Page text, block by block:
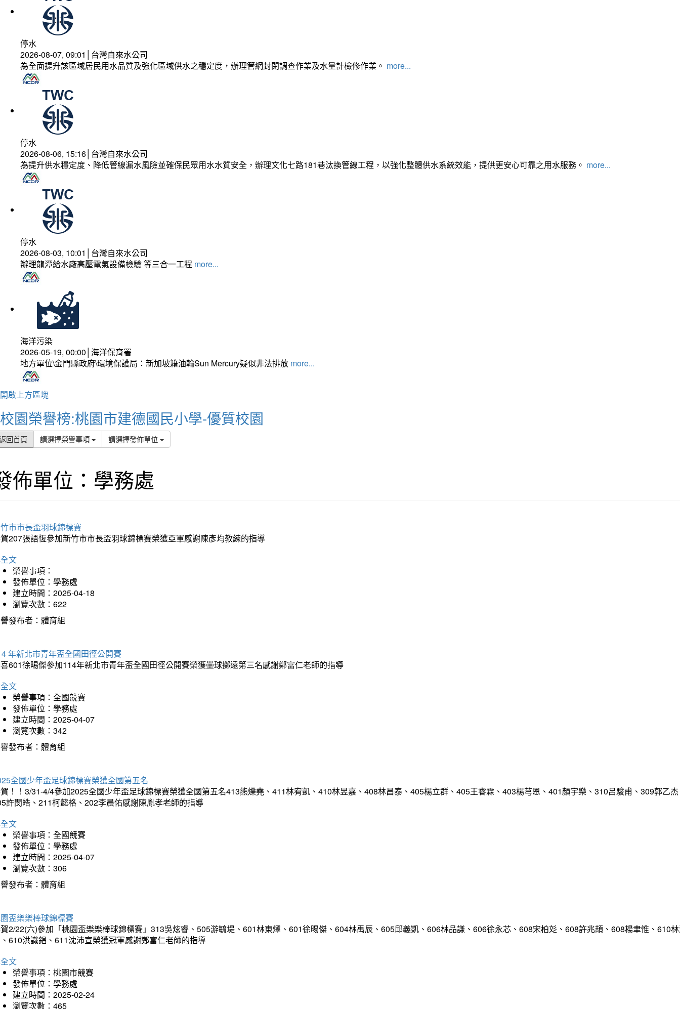
停水
2026-08-07, 09:01│台灣自來水公司
為全面提升該區域居民用水品質及強化區域供水之穩定度，辦理管網封閉調查作業及水量計檢修作業。 more...
停水
2026-08-06, 15:16│台灣自來水公司
為提升供水穩定度、降低管線漏水風險並確保民眾用水水質安全，辦理文化七路181巷汰換管線工程，以強化整體供水系統效能，提供更安心可靠之用水服務。 more...
停水
2026-08-03, 10:01│台灣自來水公司
辦理龍潭給水廠高壓電氣設備檢驗 等三合一工程 more...
海洋污染
2026-05-19, 00:00│海洋保育署
地方單位\金門縣政府\環境保護局：新加坡籍油輪Sun Mercury疑似非法排放 more...
開啟上方區塊
校園榮譽榜:桃園市建德國民小學-優質校園
回首頁 請選擇榮譽事項 請選擇發佈單位
佈單位：學務處
市市長盃羽球錦標賽
207張語恆參加新竹市市長盃羽球錦標賽榮獲亞軍感謝陳彥均教練的指導
文
榮譽事項：
發佈單位：學務處
建立時間：2025-04-18
瀏覽次數：622
發布者：體育組
年新北市青年盃全國田徑公開賽
601徐晹傑參加114年新北市青年盃全國田徑公開賽榮獲壘球擲遠第三名感謝鄭富仁老師的指導
文
榮譽事項：全國競賽
發佈單位：學務處
建立時間：2025-04-07
瀏覽次數：342
發布者：體育組
全國少年盃足球錦標賽榮獲全國第五名
！！3/31-4/4參加2025全國少年盃足球錦標賽榮獲全國第五名413熊爍堯、411林宥凱、410林昱嘉、408林昌泰、405楊立群、405王睿霖、403楊芎恩、401顏宇樂、310呂駿甫、309郭乙
許閔皓、211柯懿格、202李晨佑感謝陳胤孝老師的指導
文
榮譽事項：全國競賽
發佈單位：學務處
建立時間：2025-04-07
瀏覽次數：306
發布者：體育組
盃樂樂棒球錦標賽
2/22(六)參加「桃園盃樂樂棒球錦標賽」313吳炫睿、505游毓堤、601林東燡、601徐晹傑、604林禹辰、605邱義凱、606林品謙、606徐永芯、608宋柏彣、608許兆頡、608楊聿惟、610
610洪識錩、611沈沛宣榮獲冠軍感謝鄭富仁老師的指導
文
榮譽事項：桃園市競賽
發佈單位：學務處
建立時間：2025-02-24
瀏覽次數：465